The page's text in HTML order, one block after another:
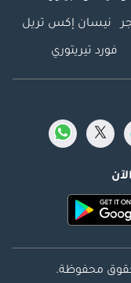
نيسان إكس تريل
فورد تيريتوري